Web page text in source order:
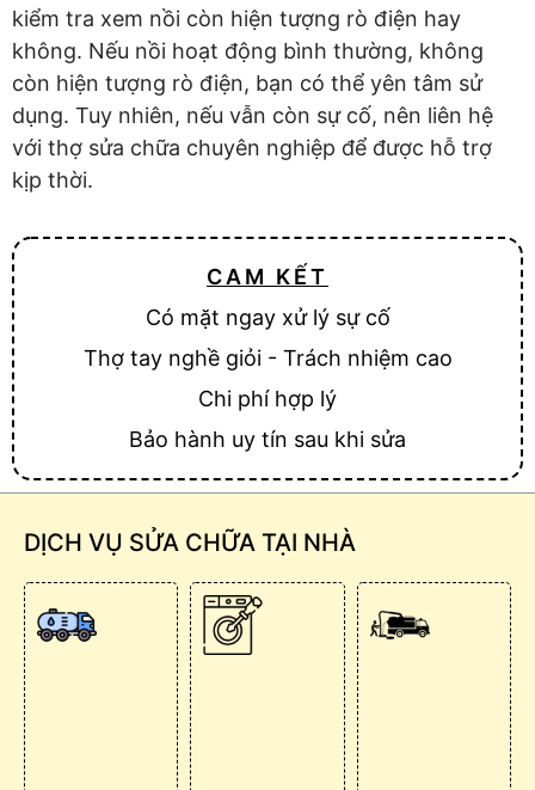
kiểm tra xem nồi còn hiện tượng rò điện hay
không. Nếu nồi hoạt động bình thường, không
còn hiện tượng rò điện, bạn có thể yên tâm sử
dụng. Tuy nhiên, nếu vẫn còn sự cố, nên liên hệ
với thợ sửa chữa chuyên nghiệp để được hỗ trợ
kịp thời.
CAM KẾT
Có mặt ngay xử lý sự cố
Thợ tay nghề giỏi - Trách nhiệm cao
Chi phí hợp lý
Bảo hành uy tín sau khi sửa
DỊCH VỤ SỬA CHỮA TẠI NHÀ